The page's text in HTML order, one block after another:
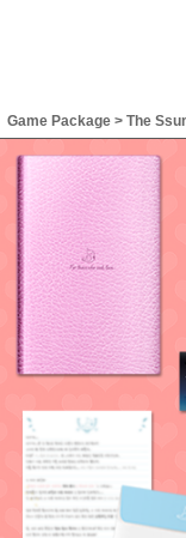
Game Package > The